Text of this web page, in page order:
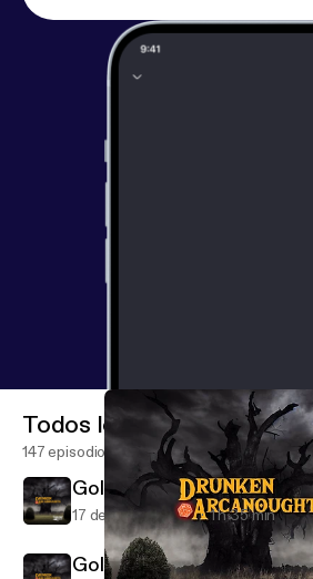
Todos los episodios
147 episodios
Golarion Campaign Part 11
17 de nov de 2023 1 h 35 min
Golarion Campaign Part 10